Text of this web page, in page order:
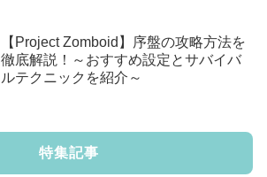
【Project Zomboid】序盤の攻略方法を
徹底解説！～おすすめ設定とサバイバ
ルテクニックを紹介～
特集記事